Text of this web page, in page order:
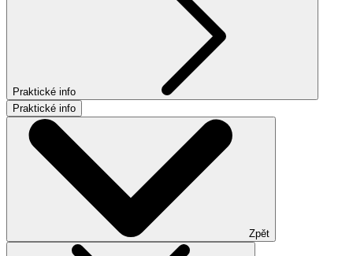
Praktické info
Praktické info
Zpět